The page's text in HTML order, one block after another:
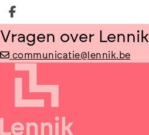
Deel op facebook
Vragen over
communicatie@lennik.be